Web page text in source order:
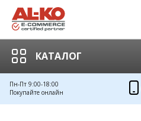
КАТАЛОГ
Пн-Пт 9:00-18:00
Покупайте онлайн